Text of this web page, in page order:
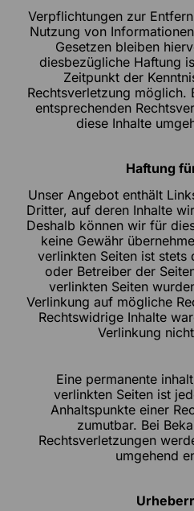
Verpflichtungen zur
Nutzung von
Gesetzen bleiben
diesbezügliche Haftung
Zeitpunkt der
Rechtsverletzung möglich.
entsprechenden
diese Inhalte
Haftung
Unser Angebot enthält
Dritter, auf deren Inhalte
Deshalb können wir für
keine Gewähr
verlinkten Seiten ist stets
oder Betreiber der
verlinkten Seiten
Verlinkung auf mögliche
Rechtswidrige Inhalte
Verlinkung
Eine permanente
verlinkten Seiten ist
Anhaltspunkte einer
zumutbar. Bei
Rechtsverletzungen
umgehend